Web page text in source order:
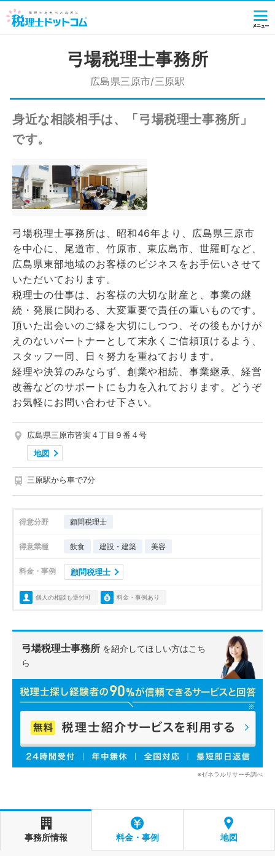
弓場税理士事務所
広島県三原市/三原駅
身近な相談相手は、「弓場税理士事務所」
です。
弓場税理士事務所は、昭和46年より、広島県三原市
を中心に、尾道市、竹原市、東広島市、世羅町など、
広島県東部地域のお客様のビジネスをお手伝いさせて
いただいております。
税理士の仕事は、お客様の大切な財産と、事業の継
続・発展に関わる、大変重要で責任の重いものです。
頂いた出会いのご縁を大切にしつつ、その後もかけが
えのないパートナーとして末永くご信頼頂けるよう、
スタッフ一同、日々努力を重ねております。
経理や決算のみならず、創業や相続、事業継承、経営
改善などのサポートにも力を入れております。どうぞ
お気軽にお問い合わせ下さい。
広島県三原市皆実４丁目９番４号
地図
三原駅から車で7分
得意分野 顧問税理士
得意業種 飲食 建設・建築 美容
料金・事例 顧問税理士
個人の相談も受付可 料金・事例あり
弓場税理士事務所 を紹介してほしい方はこち
ら
※ゼネラルリサーチ調べ
事務所情報 料金・事例 地図